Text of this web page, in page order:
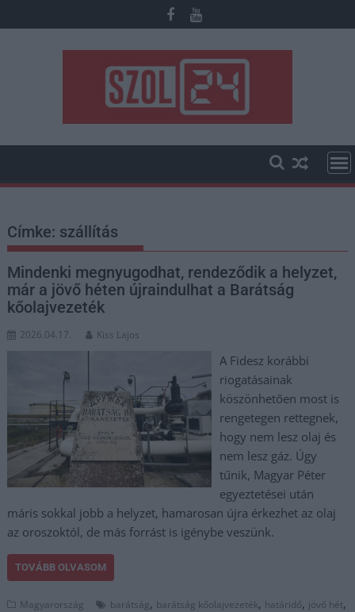
to
Címke: szállítás
Mindenki megnyugodhat, rendeződik a helyzet,
már a jövő héten újraindulhat a Barátság
kőolajvezeték
2026.04.17. Kiss Lajos
A Fidesz korábbi
riogatásainak
köszönhetően most is
rengetegen rettegnek,
hogy nem lesz olaj és
nem lesz gáz. Úgy
tűnik, Magyar Péter
egyeztetései után
máris sokkal jobb a helyzet, hamarosan újra érkezhet az olaj
az oroszoktól, de más forrást is igénybe veszünk.
TOVÁBB OLVASOM
Magyarország barátság, barátság kőolajvezeték, határidő, jövő hét,